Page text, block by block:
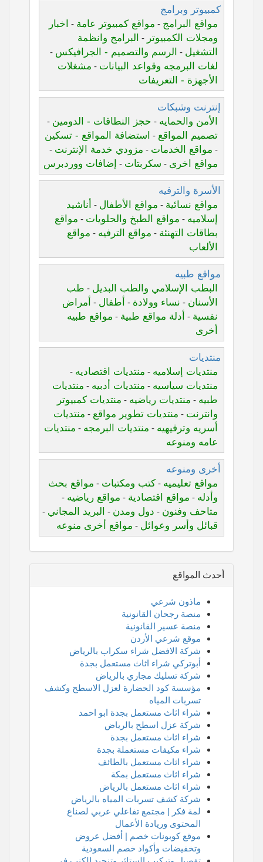
كمبيوتر وبرامج
مواقع البرامج - مواقع كمبيوتر عامة - اخبار
ومجلات الكمبيوتر - البرامج وانظمة
التشغيل - الرسم والتصميم - الجرافيكس -
لغات البرمجه وقواعد البيانات - مشغلات
الأجهزة - التعريفات
إنترنت وشبكات
الأمن والحمايه - حجز النطاقات - الدومين -
تصميم المواقع - استضافة المواقع - تسكين
- مواقع الخدمات - مزودي خدمة الإنترنت -
مواقع اخرى - سكربتات - إضافات ووردبرس
الأسرة والترفيه
مواقع نسائية - مواقع الأطفال - أناشيد
إسلاميه - مواقع الطبخ والحلويات - مواقع
بطاقات التهنئة - مواقع الترفيه - مواقع
الألعاب
مواقع طبيه
البطب الإسلامي والطب البديل - طب
الأسنان - نساء وولادة - أطفال - أمراض
نفسية - أدلة مواقع طبية - مواقع طبيه
أخرى
منتديات
منتديات إسلاميه - منتديات اقتصاديه -
منتديات سياسيه - منتديات أدبيه - منتديات
طبيه - منتديات رياضيه - منتديات كمبيوتر
وانترنت - منتديات تطوير مواقع - منتديات
أسريه وترفيهيه - منتديات البرمجه - منتديات
عامه ومنوعه
أخرى ومنوعه
مواقع تعليميه - كتب ومكتبات - مواقع بحث
وأدله - مواقع اقتصادية - مواقع رياضيه -
متاحف وفنون - دول ومدن - البريد المجاني -
قبائل وأسر وعوائل - مواقع أخرى منوعه
أحدث المواقع
ماذون شرعي
منصة رجحان القانونية
منصة عسير القانونية
موقع شرعي الأردن
شركة الافضل شراء سكراب بالرياض
أبوتركي شراء اثاث مستعمل بجدة
شركة تسليك مجاري بالرياض
مؤسسة كود الحضارة لعزل الاسطح وكشف
تسربات المياه
شراء اثاث مستعمل بجدة ابو احمد
شركة عزل اسطح بالرياض
شراء اثاث مستعمل بجدة
شراء مكيفات مستعملة بجدة
شراء اثاث مستعمل بالطائف
شراء اثاث مستعمل بمكة
شراء اثاث مستعمل بالرياض
شركة كشف تسربات المياه بالرياض
لمة فكر | مجتمع تفاعلي عربي لصناع
المحتوى وريادة الأعمال
موقع كوبونات خصم | أفضل عروض
وتخفيضات وأكواد خصم السعودية